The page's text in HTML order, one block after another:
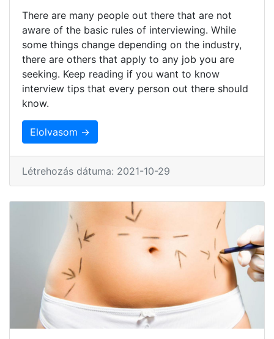
There are many people out there that are not
aware of the basic rules of interviewing. While
some things change depending on the industry,
there are others that apply to any job you are
seeking. Keep reading if you want to know
interview tips that every person out there should
know.
Elolvasom →
Létrehozás dátuma: 2021-10-29